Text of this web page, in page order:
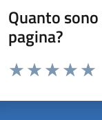
Quanto
pagina?
Valuta da 1 a 5 stelle la